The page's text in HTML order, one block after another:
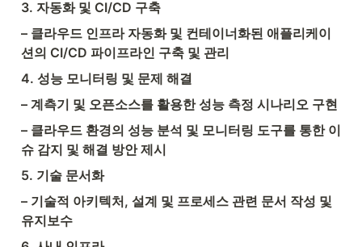
3. 자동화 및 CI/CD 구축
– 클라우드 인프라 자동화 및 컨테이너화된 애플리케이
션의 CI/CD 파이프라인 구축 및 관리
4. 성능 모니터링 및 문제 해결
– 계측기 및 오픈소스를 활용한 성능 측정 시나리오 구현
– 클라우드 환경의 성능 분석 및 모니터링 도구를 통한 이
슈 감지 및 해결 방안 제시
5. 기술 문서화
– 기술적 아키텍처, 설계 및 프로세스 관련 문서 작성 및
유지보수